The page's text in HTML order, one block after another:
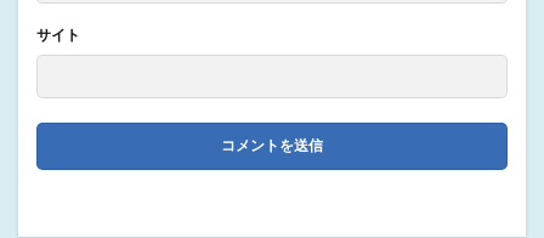
サイト